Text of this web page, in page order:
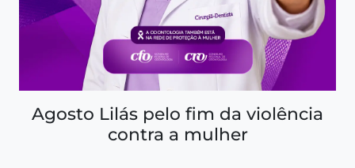
Agosto Lilás pelo fim da violência
contra a mulher